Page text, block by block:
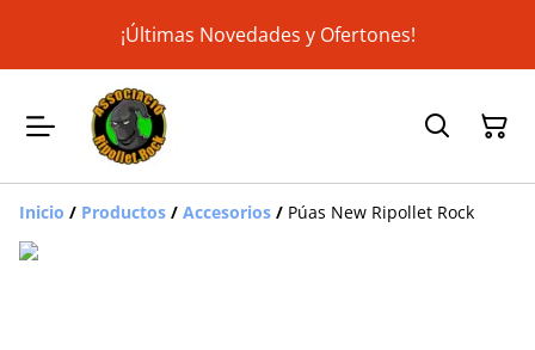
¡Últimas Novedades y Ofertones!
Inicio / Productos / Accesorios / Púas New Ripollet Rock